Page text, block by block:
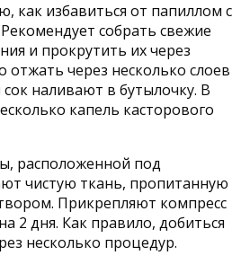
как избавиться от папиллом с
собрать свежие
и прокрутить их через
отжать через несколько слоев
наливают в бутылочку. В
капель касторового
расположенной под
чистую ткань, пропитанную
Прикрепляют компресс
2 дня. Как правило, добиться
несколько процедур.